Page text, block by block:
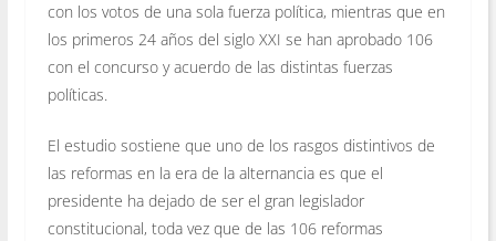
con los votos de una sola fuerza política, mientras que en
los primeros 24 años del siglo XXI se han aprobado 106
con el concurso y acuerdo de las distintas fuerzas
políticas.
El estudio sostiene que uno de los rasgos distintivos de
las reformas en la era de la alternancia es que el
presidente ha dejado de ser el gran legislador
constitucional, toda vez que de las 106 reformas